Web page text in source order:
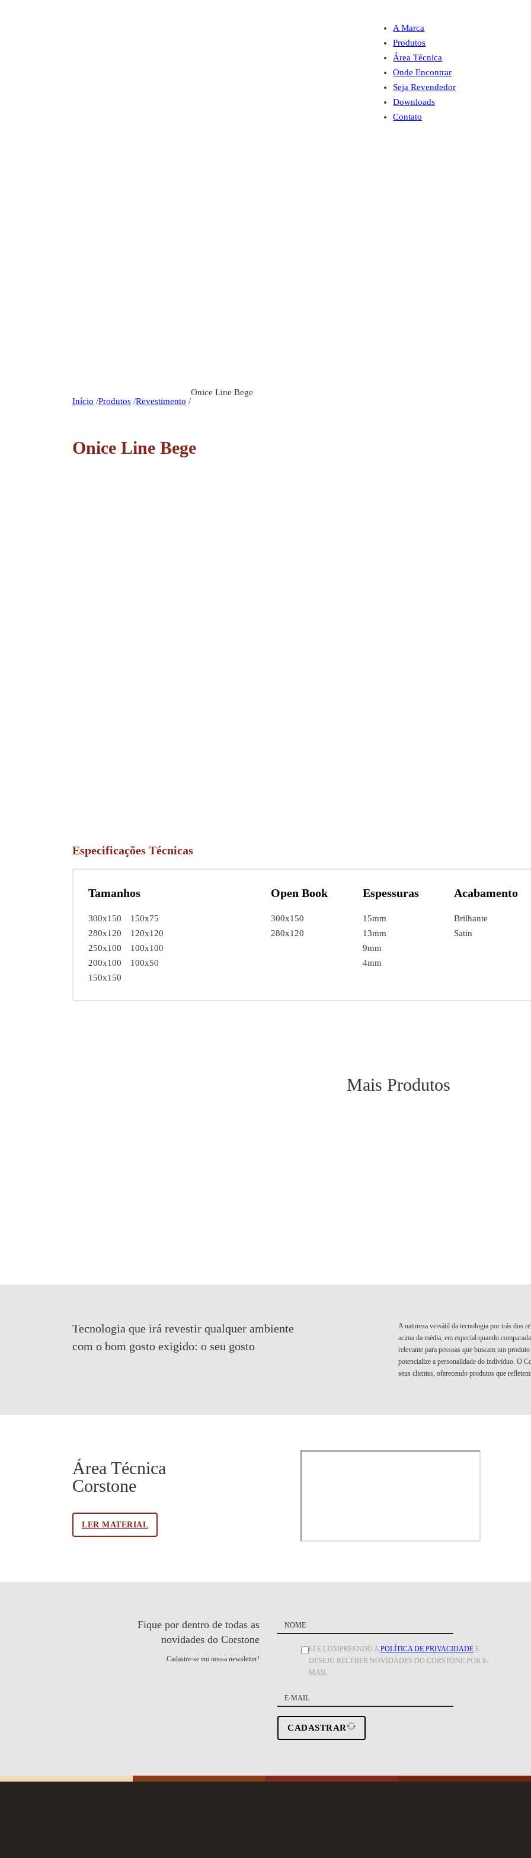
A Marca
Produtos
Área Técnica
Onde Encontrar
Seja Revendedor
Downloads
Contato
Início /Produtos /Revestimento /
Onice Line Bege
Onice Line Bege
Especificações Técnicas
Tamanhos
300x150
280x120
250x100
200x100
150x150
150x75
120x120
100x100
100x50
Open Book
300x150
280x120
Espessuras
15mm
13mm
9mm
4mm
Acabamento
Brilhante
Satin
Mais Produtos
Tecnologia que irá revestir qualquer ambiente
com o bom gosto exigido: o seu gosto
A natureza versátil da tecnologia por trás dos
acima da média, em especial quando
relevante para pessoas que buscam um
potencialize a personalidade do indivíduo. O
seus clientes, oferecendo produtos que
Área Técnica
Corstone
LER MATERIAL
Fique por dentro de todas as
novidades do Corstone
Cadastre-se em nossa newsletter!
LI E COMPREENDO A POLÍTICA DE PRIVACIDADE E
DESEJO RECEBER NOVIDADES DO CORSTONE POR E-
MAIL
CADASTRAR